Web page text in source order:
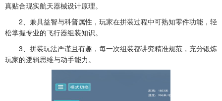
真贴合现实航天器械设计原理。
2、兼具益智与科普属性，玩家在拼装过程中可熟知零件功能，轻
松掌握专业的飞行器组装知识。
3、拼装玩法严谨且有趣，每一次组装都讲究精准规范，充分锻炼
玩家的逻辑思维与动手能力。